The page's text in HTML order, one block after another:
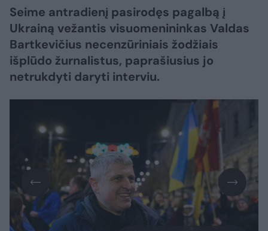
Seime antradienį pasirodęs pagalbą į
Ukrainą vežantis visuomenininkas Valdas
Bartkevičius necenzūriniais žodžiais
išplūdo žurnalistus, paprašiusius jo
netrukdyti daryti interviu.